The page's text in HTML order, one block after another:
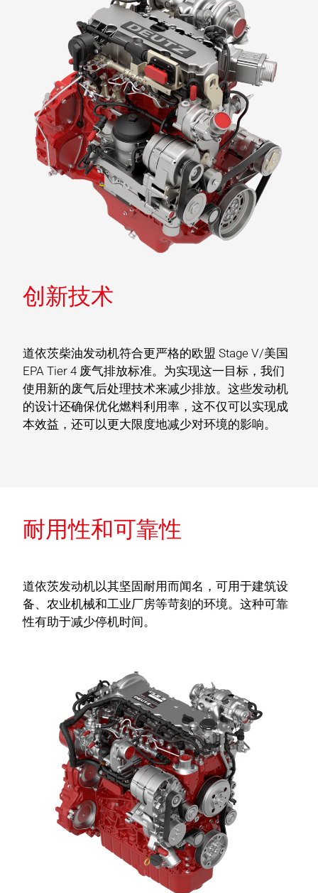
创新技术
道依茨柴油发动机符合更严格的欧盟 Stage V/美国
EPA Tier 4 废气排放标准。为实现这一目标，我们
使用新的废气后处理技术来减少排放。这些发动机
的设计还确保优化燃料利用率，这不仅可以实现成
本效益，还可以更大限度地减少对环境的影响。
耐用性和可靠性
道依茨发动机以其坚固耐用而闻名，可用于建筑设
备、农业机械和工业厂房等苛刻的环境。这种可靠
性有助于减少停机时间。